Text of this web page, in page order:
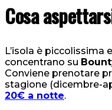
Cosa
L’isola è piccolissima
concentrano su
Conviene prenotare
stagione (dicembre-
20€ a notte.